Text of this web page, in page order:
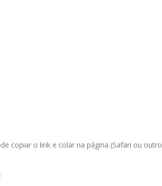
copiar o link e colar na página (Safari ou outro